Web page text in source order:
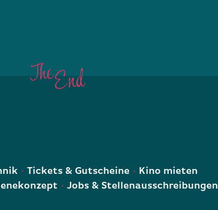
Tickets & Gutscheine
Kino mieten
Jobs & Stellenausschreibungen